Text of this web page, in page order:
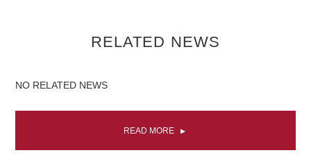
RELATED NEWS
NO RELATED NEWS
READ MORE